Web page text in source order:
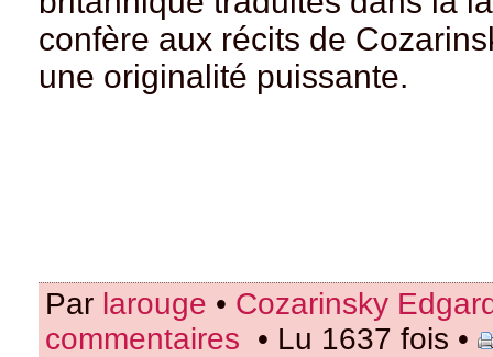
confère aux récits de
une originalité puissante.
Par larouge • Cozarinsky
commentaires • Lu 1637 fois •